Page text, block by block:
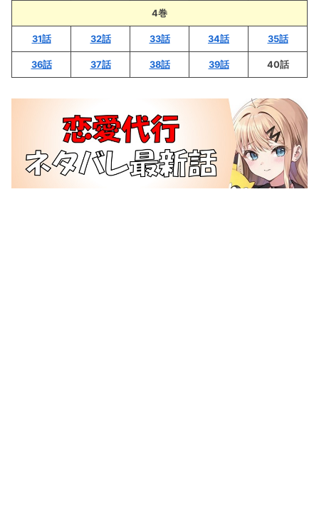
4巻
31話 32話 33話 34話 35話
36話 37話 38話 39話 40話